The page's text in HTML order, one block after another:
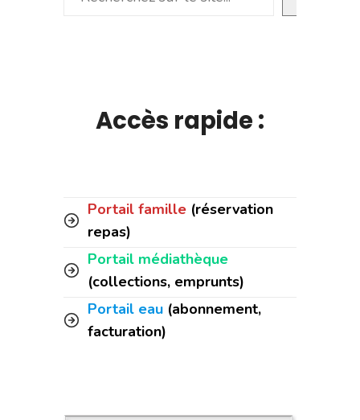
Accès rapide :
Portail famille (réservation
repas)
Portail médiathèque
(collections, emprunts)
Portail eau (abonnement,
facturation)